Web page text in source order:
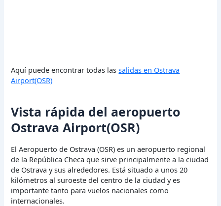
Aquí puede encontrar todas lassalidas en Ostrava
Airport(OSR)
Vista rápida del aeropuerto
Ostrava Airport(OSR)
El Aeropuerto de Ostrava (OSR) es un aeropuerto regional
de la República Checa que sirve principalmente a la ciudad
de Ostrava y sus alrededores. Está situado a unos 20
kilómetros al suroeste del centro de la ciudad y es
importante tanto para vuelos nacionales como
internacionales.